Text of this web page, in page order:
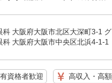
科 大阪府大阪市北区大深町3-1
科 大阪府大阪市中央区北浜4-1-
資格者歓迎 高収入・高額